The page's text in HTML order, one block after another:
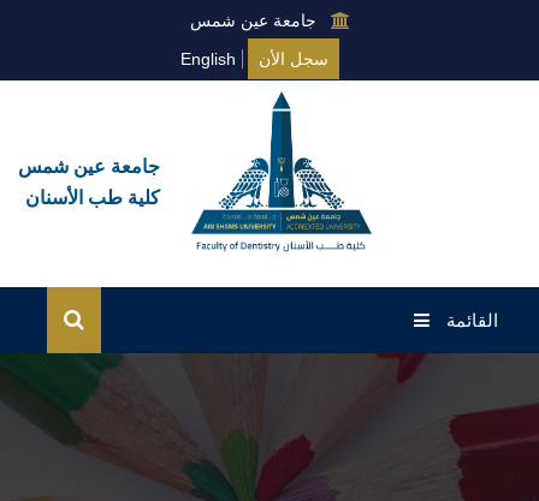
جامعة عين شمس
سجل الأن
English
جامعة عين شمس
كلية طب الأسنان
القائمة
الرئيسية